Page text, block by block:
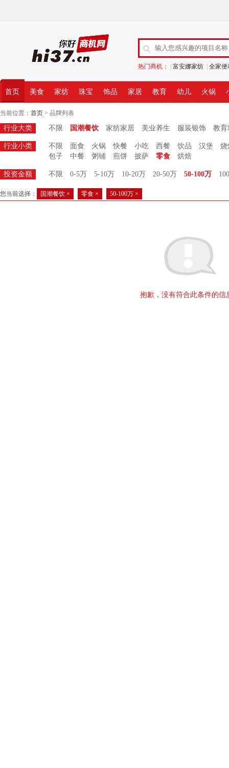
热门商机： 富安娜家纺 全家便
首页 美食 家纺 珠宝 饰品 家居 教育 幼儿 火锅
当前位置： 首页 > 品牌列表
行业大类 不限 国潮餐饮 家纺家居 美业养生 服装银饰 教育
行业小类 不限 面食 火锅 快餐 小吃 西餐 饮品 汉堡
烧
包子
中餐 粥铺 煎饼 披萨 零食 烘焙
投资金额 不限 0-5万 5-10万 10-20万 20-50万 50-100万
您当前选择： 国潮餐饮 × 零食 × 50-100万 ×
抱歉，没有符合此条件的信